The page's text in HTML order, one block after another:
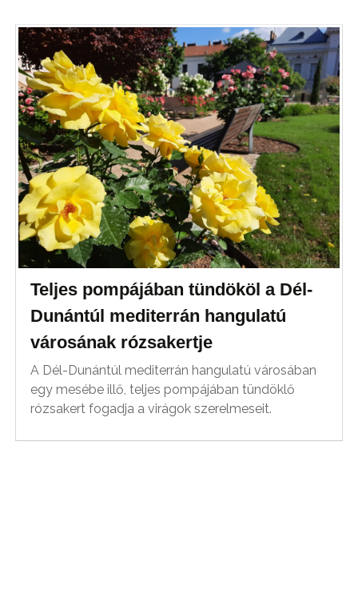
Teljes pompájában tündököl a Dél-
Dunántúl mediterrán hangulatú
városának rózsakertje
A Dél-Dunántúl mediterrán hangulatú városában
egy mesébe illő, teljes pompájában tündöklő
rózsakert fogadja a virágok szerelmeseit.